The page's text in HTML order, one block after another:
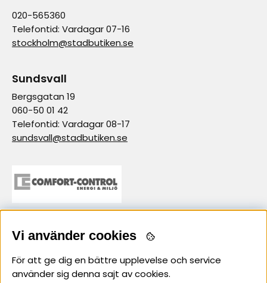
020-565360
Telefontid: Vardagar 07-16
stockholm@stadbutiken.se
Sundsvall
Bergsgatan 19
060-50 01 42
Telefontid: Vardagar 08-17
sundsvall@stadbutiken.se
samarbetspartner
Vi använder cookies
För att ge dig en bättre upplevelse och service
använder sig denna sajt av cookies.